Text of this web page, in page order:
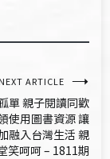
NEXT ARTICLE
單 親子閱讀同歡
使用圖書資源 讓
融入台灣生活 親
笑呵呵 – 1811期